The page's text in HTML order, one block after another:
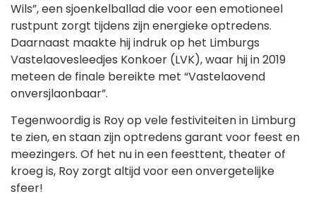
Wils”, een sjoenkelballad die voor een emotioneel
rustpunt zorgt tijdens zijn energieke optredens.
Daarnaast maakte hij indruk op het Limburgs
Vastelaovesleedjes Konkoer (LVK), waar hij in 2019
meteen de finale bereikte met “Vastelaovend
onversjlaonbaar”.
Tegenwoordig is Roy op vele festiviteiten in Limburg
te zien, en staan zijn optredens garant voor feest en
meezingers. Of het nu in een feesttent, theater of
kroeg is, Roy zorgt altijd voor een onvergetelijke
sfeer!